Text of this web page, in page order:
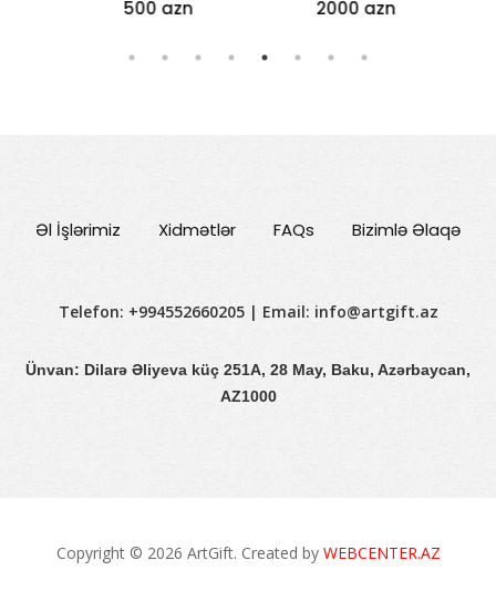
Əl İşlərimiz Xidmətlər FAQs Bizimlə Əlaqə
Telefon: +994552660205 | Email: info@artgift.az
Ünvan: Dilarə Əliyeva küç 251A, 28 May, Baku, Azərbaycan,
AZ1000
Copyright © 2026 ArtGift. Created by WEBCENTER.AZ